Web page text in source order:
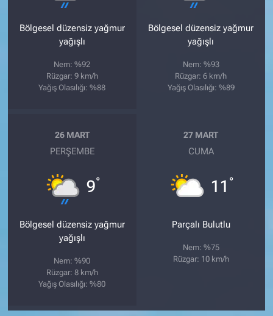
Bölgesel düzensiz yağmur
yağışlı
Nem: %92
Rüzgar: 9 km/h
Yağış Olasılığı: %88
Bölgesel düzensiz yağmur
yağışlı
Nem: %93
Rüzgar: 6 km/h
Yağış Olasılığı: %89
26 MART
PERŞEMBE
9°
Bölgesel düzensiz yağmur
yağışlı
Nem: %90
Rüzgar: 8 km/h
Yağış Olasılığı: %80
27 MART
CUMA
11 °
Parçalı Bulutlu
Nem: %75
Rüzgar: 10 km/h